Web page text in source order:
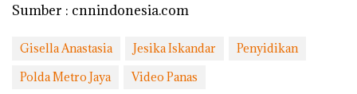
Sumber : cnnindonesia.com
Gisella Anastasia Jesika Iskandar
Penyidikan
Polda Metro Jaya
Video Panas